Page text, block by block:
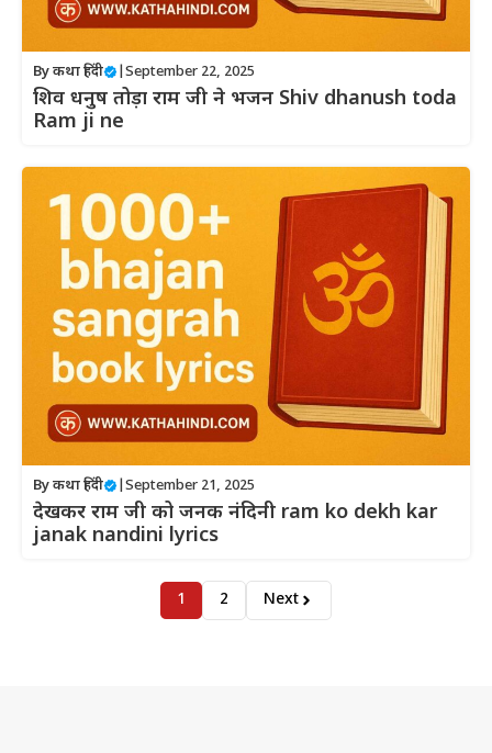
Byकथा हिंदी September 22, 2025
शिव धनुष तोड़ा राम जी ने भजन Shiv dhanush toda
Ram ji ne
Byकथा हिंदी September 21, 2025
देखकर राम जी को जनक नंदिनी ram ko dekh kar
janak nandini lyrics
1 2 Next